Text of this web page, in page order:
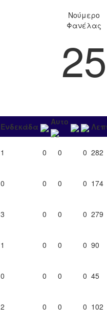
Νούμερο
Φανέλας
25
Ενδεκάδα Αυτο
1 0 0 0 282
0 0 0 0 174
3 0 0 0 279
1 0 0 0 90
0 0 0 0 45
2 0 0 0 102